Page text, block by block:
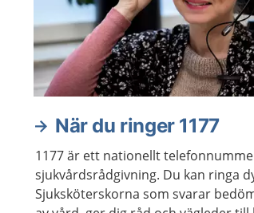
När du ringer 1177
1177 är ett nationellt
sjukvårdsrådgivning. Du kan ringa
Sjuksköterskorna som svarar